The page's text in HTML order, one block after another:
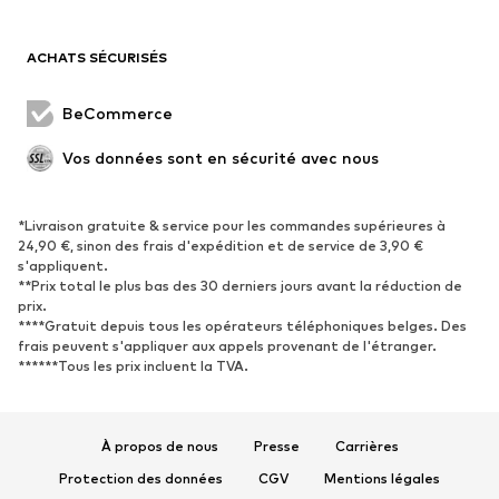
Nouveautés
Boots et bottes
Baskets
Chaussures ouvertes
Exclusif
SPORT
Vêtements de sport
Disciplines sportives
Chaussures de sport
Sacs à dos et sacs de sport
ACHATS SÉCURISÉS
BeCommerce
Vos données sont en sécurité avec nous
*Livraison gratuite & service pour les commandes supérieures à
24,90 €, sinon des frais d'expédition et de service de 3,90 €
s'appliquent.
**Prix total le plus bas des 30 derniers jours avant la réduction de
prix.
****Gratuit depuis tous les opérateurs téléphoniques belges. Des
frais peuvent s'appliquer aux appels provenant de l'étranger.
******Tous les prix incluent la TVA.
À propos de nous Presse
Carrières
Protection des données
CGV Mentions légales